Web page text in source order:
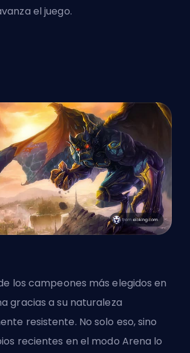
el juego.
los campeones más elegidos en
gracias a su naturaleza
resistente. No solo eso, sino
recientes en el modo Arena lo